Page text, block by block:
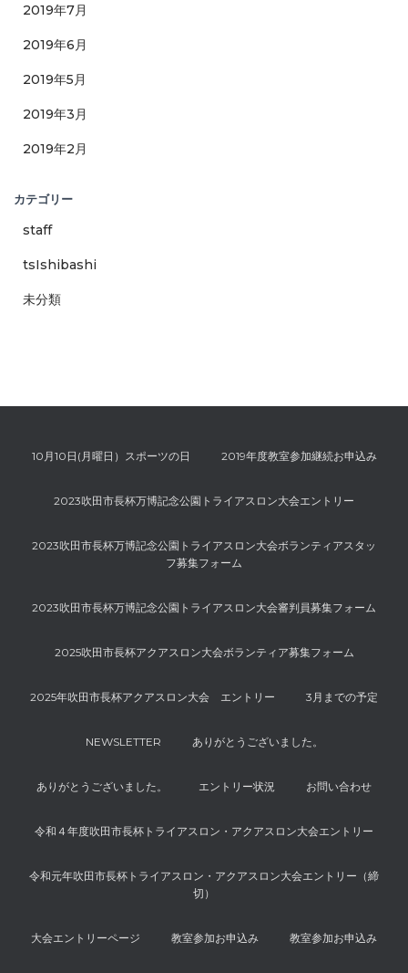
2019年7月
2019年6月
2019年5月
2019年3月
2019年2月
カテゴリー
staff
tsIshibashi
未分類
10月10日(月曜日）スポーツの日 2019年度教室参加継続お申込み
2023吹田市長杯万博記念公園トライアスロン大会エントリー
2023吹田市長杯万博記念公園トライアスロン大会ボランティアスタッ
フ募集フォーム
2023吹田市長杯万博記念公園トライアスロン大会審判員募集フォーム
2025吹田市長杯アクアスロン大会ボランティア募集フォーム
2025年吹田市長杯アクアスロン大会 エントリー 3月までの予定
NEWSLETTER ありがとうございました。
ありがとうございました。 エントリー状況 お問い合わせ
令和４年度吹田市長杯トライアスロン・アクアスロン大会エントリー
令和元年吹田市長杯トライアスロン・アクアスロン大会エントリー（締
切）
大会エントリーページ 教室参加お申込み 教室参加お申込み